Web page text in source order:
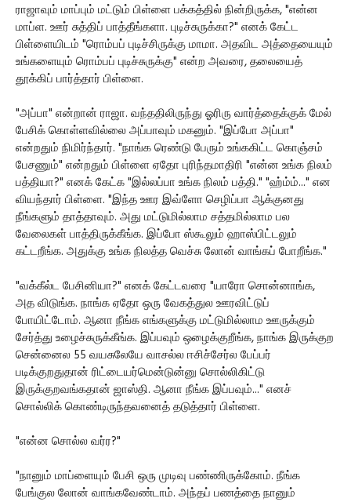
ராஜாவும் மாப்பும் மட்டும் பிள்ளை பக்கத்தில் நின்றிருக்க, "என்ன
மாப்ள. ஊர் சுத்திப் பாத்தீங்களா. புடிச்சுருக்கா?" எனக் கேட்ட
பிள்ளையிடம் "ரொம்பப் புடிச்சிருக்கு மாமா. அதவிட அத்தையையும்
உங்களையும் ரொம்பப் புடிச்சுருக்கு" என்ற அவரை, தலையைத்
தூக்கிப் பார்த்தார் பிள்ளை.
"அப்பா" என்றான் ராஜா. வந்ததிலிருந்து ஓரிரு வார்த்தைக்குக் மேல்
பேசிக் கொள்ளவில்லை அப்பாவும் மகனும். "இப்போ அப்பா"
என்றதும் நிமிர்ந்தார். "நாங்க ரெண்டு பேரும் உங்ககிட்ட கொஞ்சம்
பேசணும்" என்றதும் பிள்ளை ஏதோ புரிந்தமாதிரி "என்ன உங்க நிலம்
பத்தியா?" எனக் கேட்க "இல்லப்பா உங்க நிலம் பத்தி." "ஹ்ம்ம்..." என
வியந்தார் பிள்ளை. "இந்த ஊர இவ்ளோ செழிப்பா ஆக்குனது
நீங்களும் தாத்தாவும். அது மட்டுமில்லாம சத்தமில்லாம பல
வேலைகள் பாத்திருக்கீங்க. இப்போ ஸ்கூலும் ஹாஸ்பிட்டலும்
கட்டறீங்க. அதுக்கு உங்க நிலத்த வெச்சு லோன் வாங்கப் போறீங்க."
"வக்கீல்ட பேசினியா?" எனக் கேட்டவரை "யாரோ சொன்னாங்க,
அத விடுங்க. நாங்க ஏதோ ஒரு வேகத்துல ஊரவிட்டுப்
போயிட்டோம். ஆனா நீங்க எங்களுக்கு மட்டுமில்லாம ஊருக்கும்
சேர்த்து உழைச்சுருக்கீங்க. இப்பவும் ஒழைக்குறீங்க, நாங்க இருக்குற
சென்னைல 55 வயசுலேயே வாசல்ல ஈசிச்சேர்ல பேப்பர்
படிக்குறதுதான் ரிட்டையர்மென்டுன்னு சொல்லிகிட்டு
இருக்குறவங்கதான் ஜாஸ்தி. ஆனா நீங்க இப்பவும்..." எனச்
சொல்லிக் கொண்டிருந்தவனைத் தடுத்தார் பிள்ளை.
"என்ன சொல்ல வர்ர?"
"நானும் மாப்ளையும் பேசி ஒரு முடிவு பண்ணிருக்கோம். நீங்க
பேங்குல லோன் வாங்கவேண்டாம். அந்தப் பணத்தை நானும்